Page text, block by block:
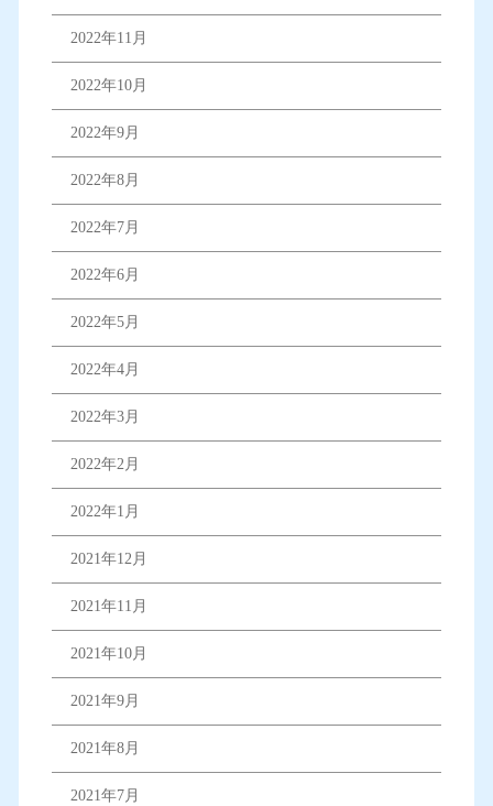
2022年11月
2022年10月
2022年9月
2022年8月
2022年7月
2022年6月
2022年5月
2022年4月
2022年3月
2022年2月
2022年1月
2021年12月
2021年11月
2021年10月
2021年9月
2021年8月
2021年7月